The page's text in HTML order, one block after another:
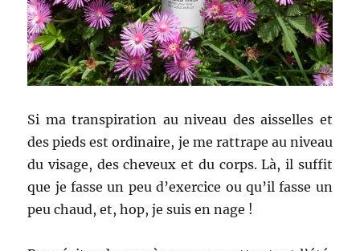
Si ma transpiration au niveau des aisselles et
des pieds est ordinaire, je me rattrape au niveau
du visage, des cheveux et du corps. Là, il suffit
que je fasse un peu d’exercice ou qu’il fasse un
peu chaud, et, hop, je suis en nage !